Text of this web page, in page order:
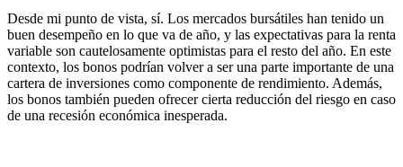
Desde mi punto de vista, sí. Los mercados bursátiles han tenido un
buen desempeño en lo que va de año, y las expectativas para la renta
variable son cautelosamente optimistas para el resto del año. En este
contexto, los bonos podrían volver a ser una parte importante de una
cartera de inversiones como componente de rendimiento. Además,
los bonos también pueden ofrecer cierta reducción del riesgo en caso
de una recesión económica inesperada.